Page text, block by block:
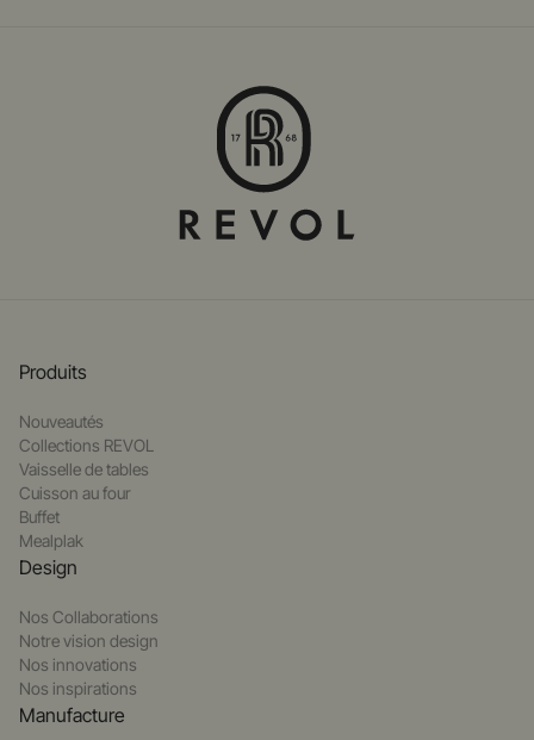
Produits
Nouveautés
Collections REVOL
Vaisselle de tables
Cuisson au four
Buffet
Mealplak
Design
Nos Collaborations
Notre vision design
Nos innovations
Nos inspirations
Manufacture